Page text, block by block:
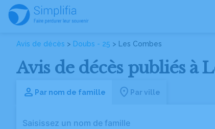
Avis de décès > Doubs - 25 > Les Combes
Avis de décès publiés à
Par nom de famille Par ville